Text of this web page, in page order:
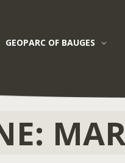
GEOPARC OF BAUGES